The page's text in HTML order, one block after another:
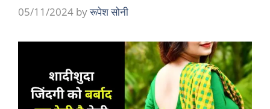
05/11/2024 byरूपेश सोनी